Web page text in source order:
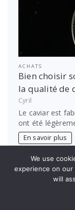
ACHATS
Bien choisir
la qualité de
Cyril
Le caviar est
ont été
En savoir plus
We use
experience on
will